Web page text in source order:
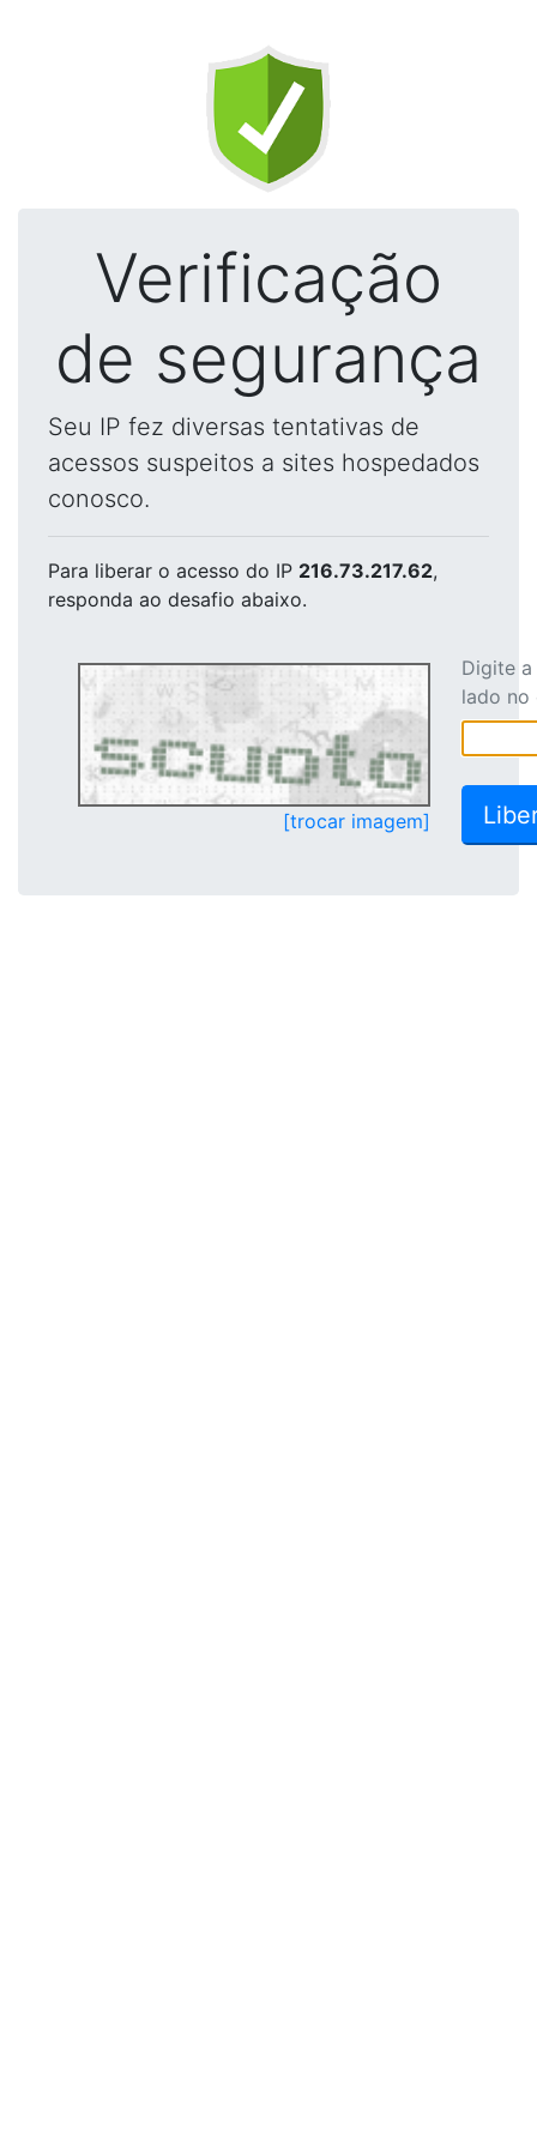
Verificação
de segurança
Seu IP fez diversas tentativas de
acessos suspeitos a sites hospedados
conosco.
Para liberar o acesso do IP 216.73.217.62,
responda ao desafio abaixo.
[trocar imagem]
Digite
lado no